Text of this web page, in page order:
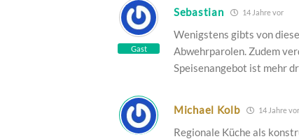
Gast
Sebastian 14 Jahre vor
Wenigstens gibts von
Abwehrparolen. Zudem
Speisenangebot ist mehr
Michael Kolb 14 Jahre vor
Regionale Küche als